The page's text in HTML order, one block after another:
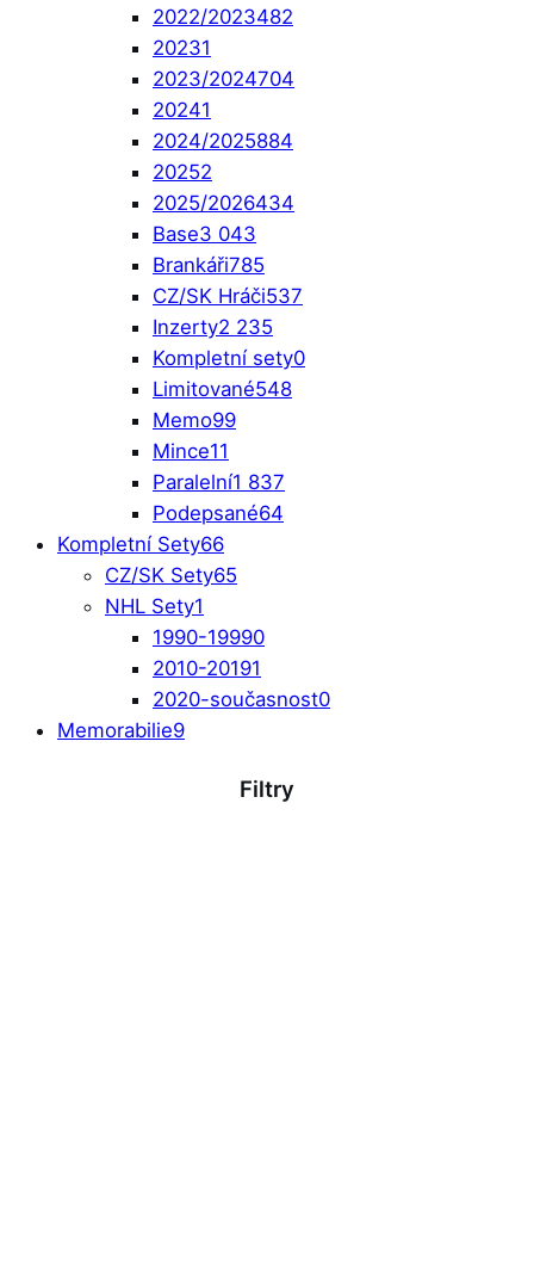
2022/2023482
20231
2023/2024704
20241
2024/2025884
20252
2025/2026434
Base3 043
Brankáři785
CZ/SK Hráči537
Inzerty2 235
Kompletní sety0
Limitované548
Memo99
Mince11
Paralelní1 837
Podepsané64
Kompletní Sety66
CZ/SK Sety65
NHL Sety1
1990-19990
2010-20191
2020-současnost0
Memorabilie9
Filtry